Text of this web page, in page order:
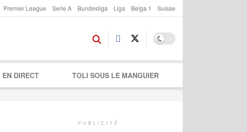
Premier League Serie A Bundesliga Liga Belga 1 Suisse
EN DIRECT TOLI SOUS LE MANGUIER
PUBLICITÉ